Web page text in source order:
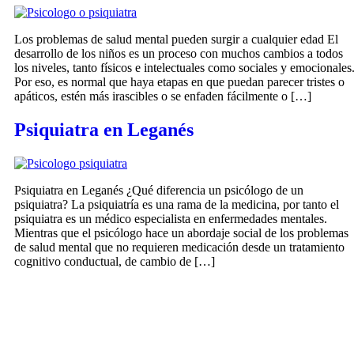
Los problemas de salud mental pueden surgir a cualquier edad El
desarrollo de los niños es un proceso con muchos cambios a todos
los niveles, tanto físicos e intelectuales como sociales y emocionales.
Por eso, es normal que haya etapas en que puedan parecer tristes o
apáticos, estén más irascibles o se enfaden fácilmente o […]
Psiquiatra en Leganés
Psiquiatra en Leganés ¿Qué diferencia un psicólogo de un
psiquiatra? La psiquiatría es una rama de la medicina, por tanto el
psiquiatra es un médico especialista en enfermedades mentales.
Mientras que el psicólogo hace un abordaje social de los problemas
de salud mental que no requieren medicación desde un tratamiento
cognitivo conductual, de cambio de […]